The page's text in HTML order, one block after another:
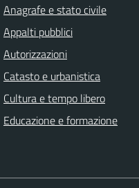
Anagrafe e stato civile
Appalti pubblici
Autorizzazioni
Catasto e urbanistica
Cultura e tempo libero
Educazione e formazione